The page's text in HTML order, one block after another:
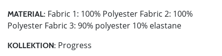
MATERIAL: Fabric 1: 100% Polyester Fabric 2: 100%
Polyester Fabric 3: 90% polyester 10% elastane
KOLLEKTION: Progress